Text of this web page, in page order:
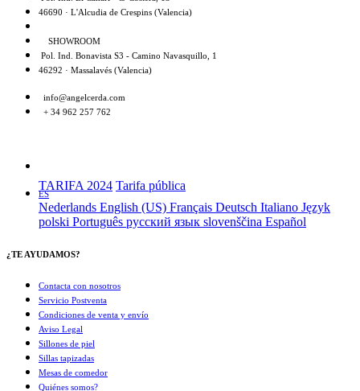
46690 · L'Alcudia de Crespins (Valencia)
SHOWROOM
Pol. Ind. Bonavista S3 - Camino Navasquillo, 1
46292 · Massalavés (Valencia)
info@angelcerda.com
+ 34 962 257 762
TARIFA 2024 Tarifa pública
ES
Nederlands English (US) Français Deutsch Italiano Język
polski Português русский язык slovenščina Español
¿TE AYUDAMOS?
Contacta con nosotros
Servicio Postventa
Condiciones de venta y envío
Aviso Legal
Sillones de piel
Sillas tapizadas
Mesas de comedor
Quiénes somos?